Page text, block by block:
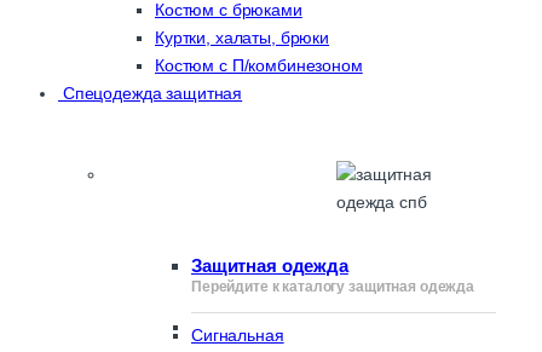
Костюм с брюками
Куртки, халаты, брюки
Костюм с П/комбинезоном
Спецодежда защитная
Защитная одежда
Перейдите к каталогу защитная одежда
Сигнальная